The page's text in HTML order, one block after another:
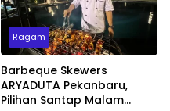
Ragam
Barbeque Skewers
ARYADUTA Pekanbaru,
Pilihan Santap Malam